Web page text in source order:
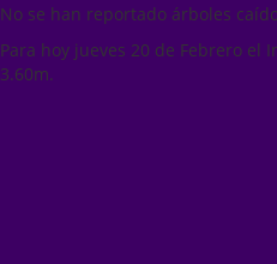
No se han reportado árboles
Para hoy jueves 20 de Febrero el
3.60m.